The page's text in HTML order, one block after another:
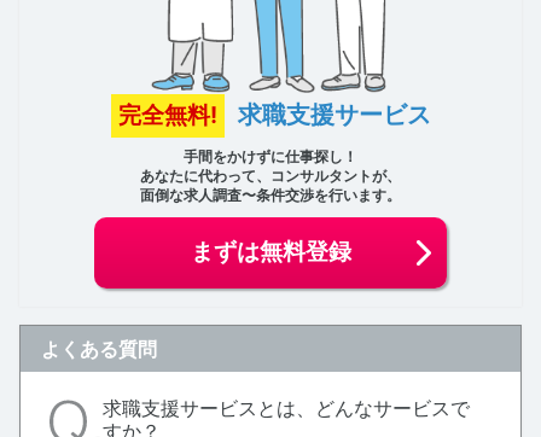
完全無料! 求職支援サービス
手間をかけずに仕事探し！
あなたに代わって、コンサルタントが、
面倒な求人調査〜条件交渉を行います。
まずは無料登録
よくある質問
求職支援サービスとは、どんなサービスで
すか？